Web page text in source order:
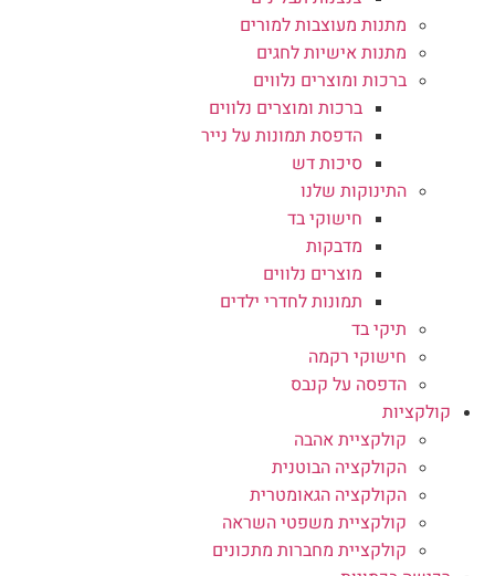
מתנות מעוצבות למורים
מתנות אישיות לחגים
ברכות ומוצרים נלווים
ברכות ומוצרים נלווים
הדפסת תמונות על נייר
סיכות דש
התינוקות שלנו
חישוקי בד
מדבקות
מוצרים נלווים
תמונות לחדרי ילדים
תיקי בד
חישוקי רקמה
הדפסה על קנבס
קולקציות
קולקציית אהבה
הקולקציה הבוטנית
הקולקציה הגאומטרית
קולקציית משפטי השראה
קולקציית מחברות מתכונים